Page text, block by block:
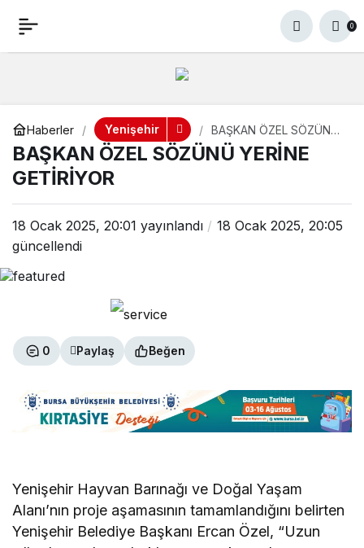
0
Haberler Yenişehir
BAŞKAN ÖZEL SÖZÜNÜ
YERİNE GETİRİYOR
BAŞKAN ÖZEL SÖZÜNÜ YERİNE
GETİRİYOR
18 Ocak 2025, 20:01 yayınlandı
18 Ocak 2025, 20:05
güncellendi
0 Paylaş Beğen
Yenişehir Hayvan Barınağı ve Doğal Yaşam
Alanı’nın proje aşamasının tamamlandığını belirten
Yenişehir Belediye Başkanı Ercan Özel, “Uzun
BAŞKAN ÖZEL SÖZÜNÜ 0 Paylaş